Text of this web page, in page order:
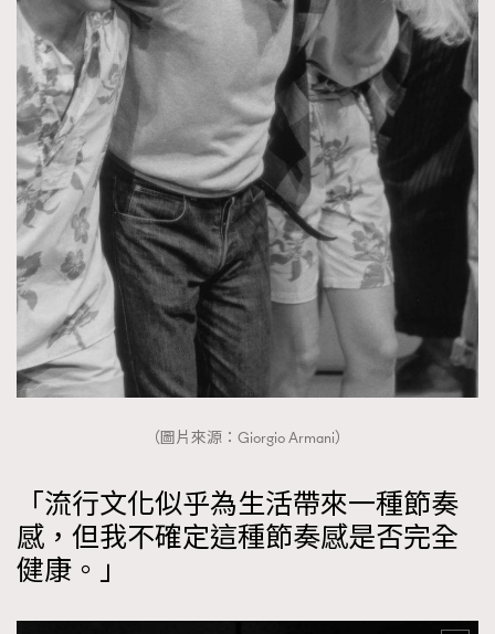
（圖片來源：Giorgio Armani）
「流行文化似乎為生活帶來一種節奏
感，但我不確定這種節奏感是否完全
健康。」